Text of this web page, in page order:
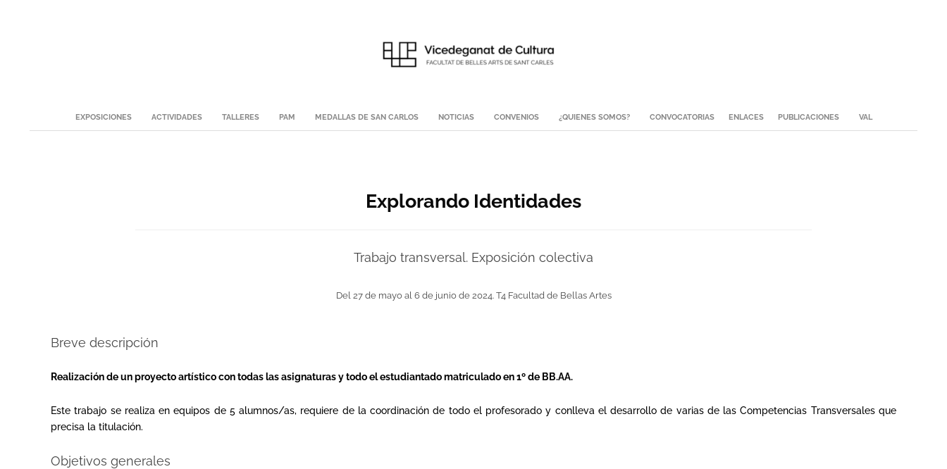
Secondary
Navigation
EXPOSICIONES ACTIVIDADES TALLERES PAM MEDALLAS DE SAN CARLOS NOTICIAS CONVENIOS ¿QUIENES SOMOS? CONVOCATORIAS ENLACES PUBLICACIONES VAL
Explorando Identidades
Trabajo transversal. Exposición colectiva
Del 27 de mayo al 6 de junio de 2024. T4 Facultad de Bellas Artes
Breve descripción
Realización de un proyecto artístico con todas las asignaturas y todo el estudiantado matriculado en 1º de BB.AA.
Este trabajo se realiza en equipos de 5 alumnos/as, requiere de la coordinación de todo el profesorado y conlleva el desarrollo de varias de las Competencias Transversales que
precisa la titulación.
Objetivos generales